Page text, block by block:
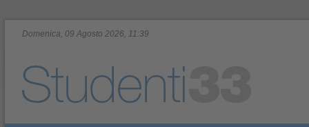
Domenica, 09 Agosto 2026, 11:39